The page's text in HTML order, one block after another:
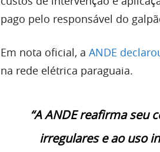
pago pelo responsável do
Em nota oficial, a ANDE
na rede elétrica paraguaia.
“A ANDE reafirma seu
irregulares e ao uso